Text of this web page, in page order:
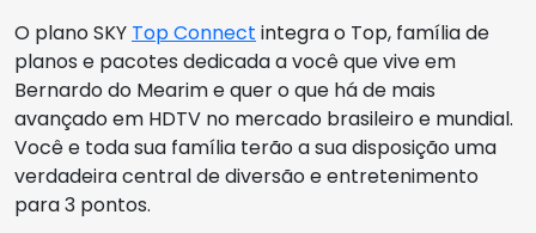
O plano SKY Top Connect integra o Top, família de
planos e pacotes dedicada a você que vive em
Bernardo do Mearim e quer o que há de mais
avançado em HDTV no mercado brasileiro e mundial.
Você e toda sua família terão a sua disposição uma
verdadeira central de diversão e entretenimento
para 3 pontos.